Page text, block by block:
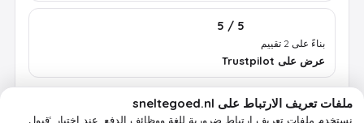
5 / 5
بناءً على 2 تقييم
عرض على Trustpilot
الشروطالخصوصيةسياسة ملفات تعريف الارتباطملفات تعريف الارتباط على sneltegoed.nl
نستخدم ملفات تعريف ارتباط ضرورية للغة ووظائف الدفع. عند اختيار ‘قبول